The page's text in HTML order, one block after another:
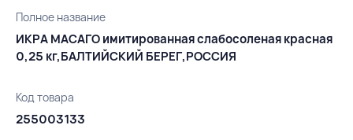
Полное название
ИКРА МАСАГО имитированная слабосоленая красная
0,25 кг,БАЛТИЙСКИЙ БЕРЕГ,РОССИЯ
Код товара
255003133